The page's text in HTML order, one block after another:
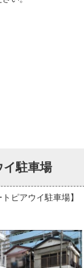
イ駐車場
ピアウイ駐車場】